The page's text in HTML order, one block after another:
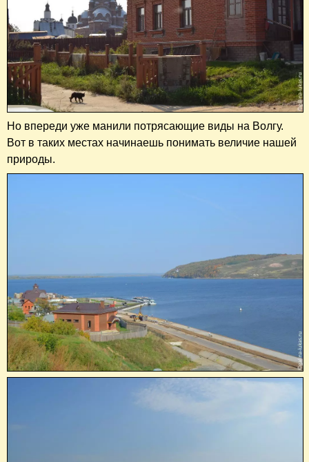
Но впереди уже манили потрясающие виды на Волгу.
Вот в таких местах начинаешь понимать величие нашей
природы.